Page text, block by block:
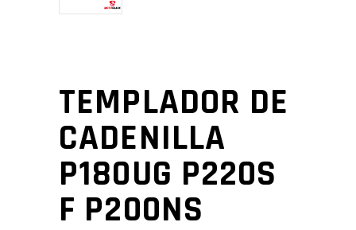
TEMPLADOR DE
CADENILLA
P180UG P220S
F P200NS